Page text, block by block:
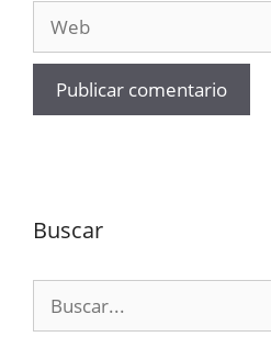
Buscar